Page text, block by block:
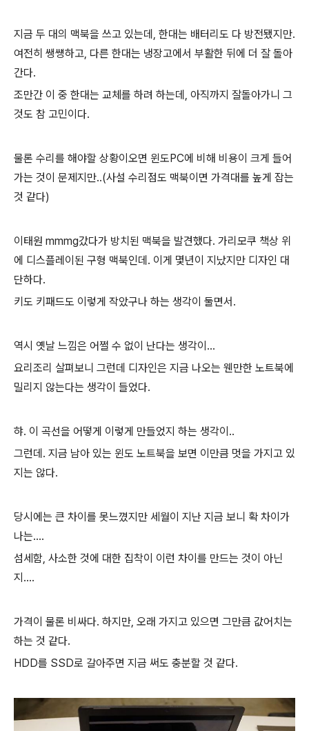
지금 두 대의 맥북을 쓰고 있는데, 한대는 배터리도 다 방전됐지만.
여전히 쌩썡하고, 다른 한대는 냉장고에서 부활한 뒤에 더 잘 돌아
간다.
조만간 이 중 한대는 교체를 하려 하는데, 아직까지 잘돌아가니 그
것도 참 고민이다.
물론 수리를 해야할 상황이오면 윈도PC에 비해 비용이 크게 들어
가는 것이 문제지만..(사설 수리점도 맥북이면 가격대를 높게 잡는
것 같다)
이태원 mmmg갔다가 방치된 맥북을 발견했다. 가리모쿠 책상 위
에 디스플레이된 구형 맥북인데. 이게 몇년이 지났지만 디자인 대
단하다.
키도 키패드도 이렇게 작았구나 하는 생각이 둘면서.
역시 옛날 느낌은 어쩔 수 없이 난다는 생각이...
요리조리 살펴보니 그런데 디자인은 지금 나오는 웬만한 노트북에
밀리지 않는다는 생각이 들었다.
햐. 이 곡선을 어떻게 이렇게 만들었지 하는 생각이..
그런데. 지금 남아 있는 윈도 노트북을 보면 이만큼 멋을 가지고 있
지는 않다.
당시에는 큰 차이를 못느꼈지만 세월이 지난 지금 보니 확 차이가
나는....
섬세함, 사소한 것에 대한 집착이 이런 차이를 만드는 것이 아닌
지....
가격이 물론 비싸다. 하지만, 오래 가지고 있으면 그만큼 값어치는
하는 것 같다.
HDD를 SSD로 갈아주면 지금 써도 충분할 것 같다.